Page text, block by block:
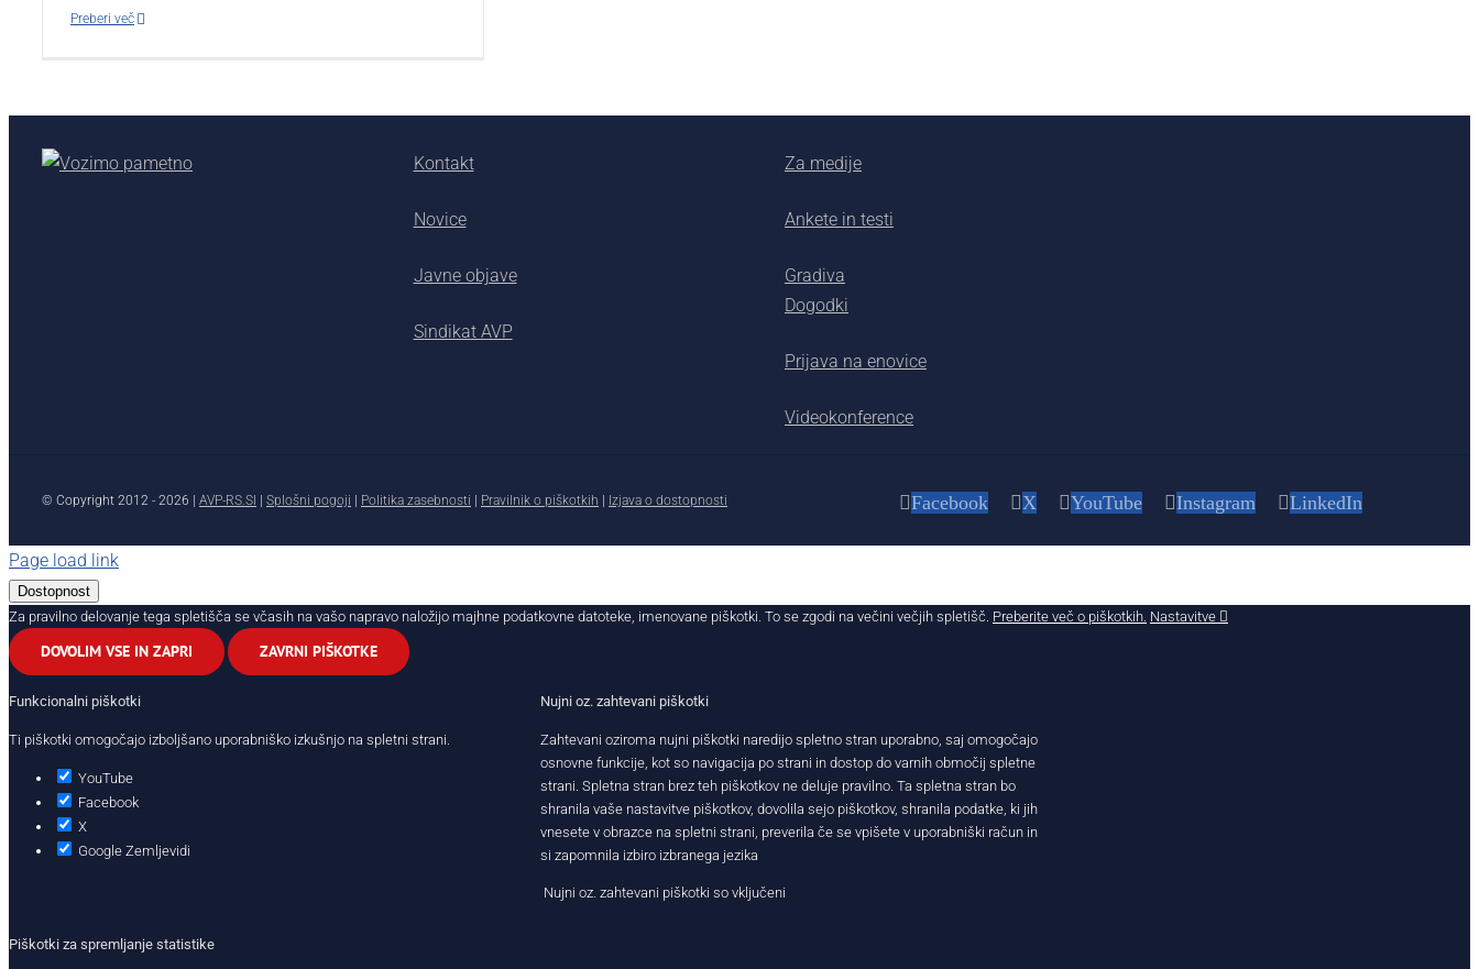
Preberi več
Kontakt
Novice
Javne objave
Sindikat AVP
Za medije
Ankete in testi
Gradiva
Dogodki
Prijava na enovice
Videokonference
© Copyright 2012 - 2026 | AVP-RS.SI Splošni pogoji Politika zasebnosti Pravilnik o piškotkih Izjava o dostopnosti Facebook X YouTube Instagram LinkedIn
Page load link
Dostopnost
Za pravilno delovanje tega spletišča se včasih na vašo napravo naložijo majhne podatkovne datoteke, imenovane piškotki. To se zgodi na večini večjih spletišč. Preberite več o piškotkih. Nastavitve
DOVOLIM VSE IN ZAPRI ZAVRNI PIŠKOTKE
Funkcionalni piškotki
Ti piškotki omogočajo izboljšano uporabniško izkušnjo na spletni strani.
YouTube
Facebook
X
Google Zemljevidi
Nujni oz. zahtevani piškotki
Zahtevani oziroma nujni piškotki naredijo spletno stran uporabno, saj omogočajo
osnovne funkcije, kot so navigacija po strani in dostop do varnih območij spletne
strani. Spletna stran brez teh piškotkov ne deluje pravilno. Ta spletna stran bo
shranila vaše nastavitve piškotkov, dovolila sejo piškotkov, shranila podatke, ki jih
vnesete v obrazce na spletni strani, preverila če se vpišete v uporabniški račun in
si zapomnila izbiro izbranega jezika
Nujni oz. zahtevani piškotki so vključeni
Piškotki za spremljanje statistike